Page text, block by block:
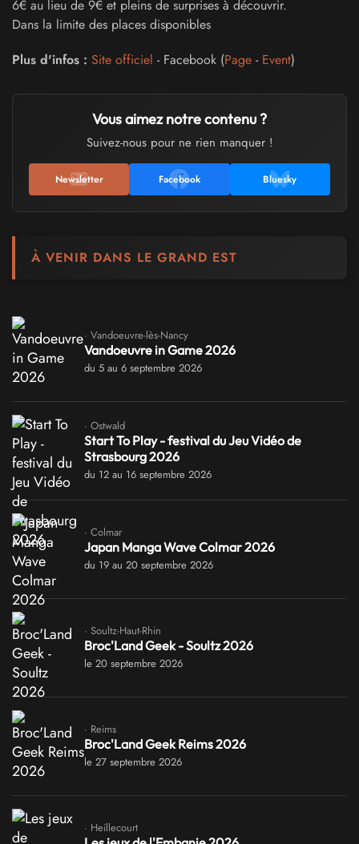
6€ au lieu de 9€ et pleins de surprises à découvrir.
Dans la limite des places disponibles
Plus d'infos : Site officiel - Facebook (Page - Event)
Vous aimez notre contenu ?
Suivez-nous pour ne rien manquer !
Newsletter Facebook Bluesky
À VENIR DANS LE GRAND EST
· Vandoeuvre-lès-Nancy
Vandoeuvre in Game 2026
du 5 au 6 septembre 2026
· Ostwald
Start To Play - festival du Jeu Vidéo de
Strasbourg 2026
du 12 au 16 septembre 2026
· Colmar
Japan Manga Wave Colmar 2026
du 19 au 20 septembre 2026
· Soultz-Haut-Rhin
Broc'Land Geek - Soultz 2026
le 20 septembre 2026
· Reims
Broc'Land Geek Reims 2026
le 27 septembre 2026
· Heillecourt